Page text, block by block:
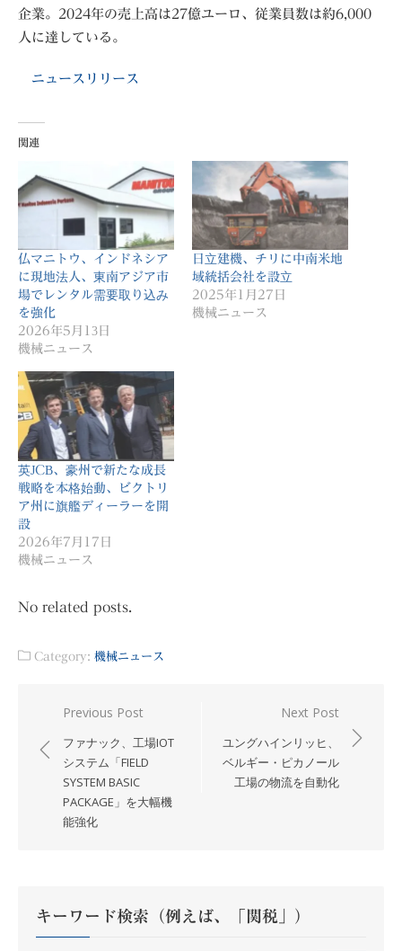
企業。2024年の売上高は27億ユーロ、従業員数は約6,000
人に達している。
ニュースリリース
関連
仏マニトウ、インドネシア
に現地法人、東南アジア市
場でレンタル需要取り込み
を強化
2026年5月13日
機械ニュース
日立建機、チリに中南米地
域統括会社を設立
2025年1月27日
機械ニュース
英JCB、豪州で新たな成長
戦略を本格始動、ビクトリ
ア州に旗艦ディーラーを開
設
2026年7月17日
機械ニュース
No related posts.
Category: 機械ニュース
稿
ナ
ン
Previous Post
ファナック、工場IOT
システム「FIELD
SYSTEM BASIC
PACKAGE」を大幅機
能強化
Next Post
ユングハインリッヒ、
ベルギー・ピカノール
工場の物流を自動化
キーワード検索（例えば、「関税」）